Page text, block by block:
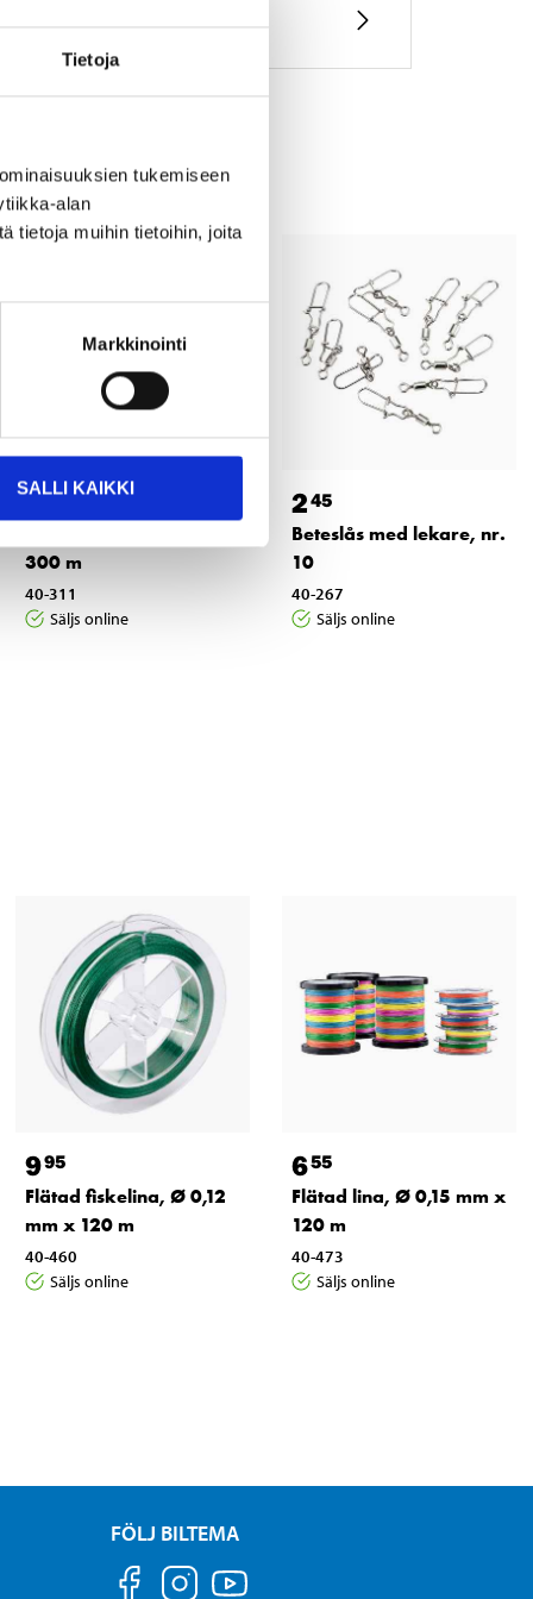
Tietoja
tukemiseen
alan
tietoja muihin tietoihin, joita
Markkinointi
SALLI KAIKKI
735
300 m
40-311
Säljs online
245
Beteslås med lekare, nr.
10
40-267
Säljs online
995
Flätad fiskelina, Ø 0,12
mm x 120 m
40-460
Säljs online
655
Flätad lina, Ø 0,15 mm x
120 m
40-473
Säljs online
FÖLJ BILTEMA